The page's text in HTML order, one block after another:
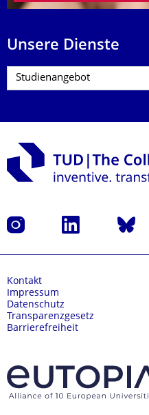
Unsere Dienste
Instagram LinkedIn Bluesky
Kontakt
Impressum
Datenschutz
Transparenzgesetz
Barrierefreiheit